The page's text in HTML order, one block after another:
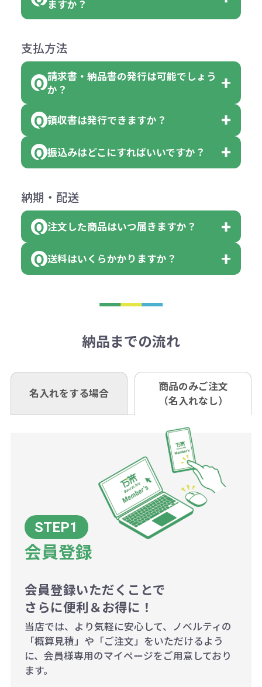
費用）
品詳細の購入の所で色が選べるよう
になっております。
クエアトート」は10個単位でしたら
色を指定出来るので、ピンクを100
個、ブルーを90個、イエローを110
【色指定の仕方】
数量を入力の欄で、ご希望の本体色
に必要な個数を入力ください。
※10個単位など購入できる単位が決
はまらない数を入力すると、アラー
アラートに従って数を調整してくだ
障）の場合
合
●名入れ、オリジナルの内容が異な
っていた場合
または返金にて対応させていただき
ます。
その際不良品については送料着払い
ください。
（商品の状態により、対応が変わる
※不良商品をご返却いただけない場
います。あらかじめご了承くださ
※不良商品は商品到着後7営業日以
お問合せ先
0120-979-907
AM10:00～PM5:00（土・日・祝日を
は下記の通りです。
計算例：
＜1色印刷の場合＞
（提供価格（商品代）+名入れ費用
（印刷代））×枚数+製版代
（提供価格（商品代）+名入れ費用
×色数
※例えば2色印刷の場合には、名入
れ費用が2倍、製版代が2倍必要で
す。
相談下さい。
なお、印刷代はボリュームディスカ
同じ版で多くの数量を印刷すると、1
個当たりの印刷代単価がお安くなり
一方、数量が少なく一定数に満たな
い場合は、単価計算ではなく、印刷
代の基本料金を一式頂戴する場合が
ございます。
ボリュームディスカウントの計算は
商品や印刷方法によって異なります
ので、予めご了承ください。
例：200個未満（1式：18,000円）
200個~499個の場合：42円（1個
当たり）
500個~999個の場合：35円（1個
ますか？
商品によりますが、お見積もりさせ
ていただきます。
見積もりサポートから個別でお問い
支払方法
請求書・納品書の発行は可能でしょう
か？
会員様はマイページより各種帳票の
ダウンロードが可能です。
詳しくはこちらはご確認ください。
領収書のダウンロード
領収書は発行できますか？
会員様はマイページより各種帳票の
詳しくはこちらはご確認ください。
振込みはどこにすればいいですか？
下記口座にお願いします。
■三菱UFJ銀行
小田井支店（おたいしてん）
■ゆうちょ銀行（振替口座）
口座名 株式会社モノベーション
※振り込み手数料はお客さま負担と
なりますのでご注意ください。
納期・配送
注文した商品はいつ届きますか？
既製品の場合、ご入金確認後3営業
ご入金確認後約3週間となります。
定しているものもあります。
あれば、午前中までにご注文とご入
金いただければ翌日着でお送りする
お急ぎの場合、ご相談ください。最
大限努力いたします。
送料はいくらかかりますか？
き別途申し受けます。
も複数ヶ所への納品の場合、別途送
料頂戴する場合がございます。
詳細はこちらご確認ください。
納品までの流れ
名入れをする場合
商品のみご注文
（名入れなし）
会員登録
会員登録いただくことで
さらに便利＆お得に！
当店では、より気軽に安心して、ノベルティの
「概算見積」や「ご注文」をいただけるよう
に、会員様専用のマイページをご用意しており
ます。